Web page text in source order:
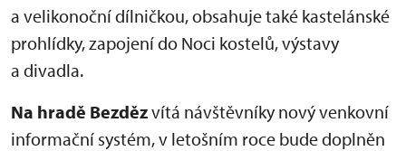
a velikonoční dílničkou, obsahuje také kastelánské
prohlídky, zapojení do Noci kostelů, výstavy
a divadla.
Na hradě Bezdězvítá návštěvníky nový venkovní
informační systém, v letošním roce bude doplněn